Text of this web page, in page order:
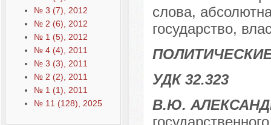
№ 3 (7), 2012
№ 2 (6), 2012
№ 1 (5), 2012
№ 4 (4), 2011
№ 3 (3), 2011
№ 2 (2), 2011
№ 1 (1), 2011
№ 11 (128), 2025
слова,
государство,
УДК 32.323
В.Ю.